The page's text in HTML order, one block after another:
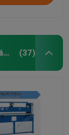
Máquina cortando da imprensa hidráulica (37)